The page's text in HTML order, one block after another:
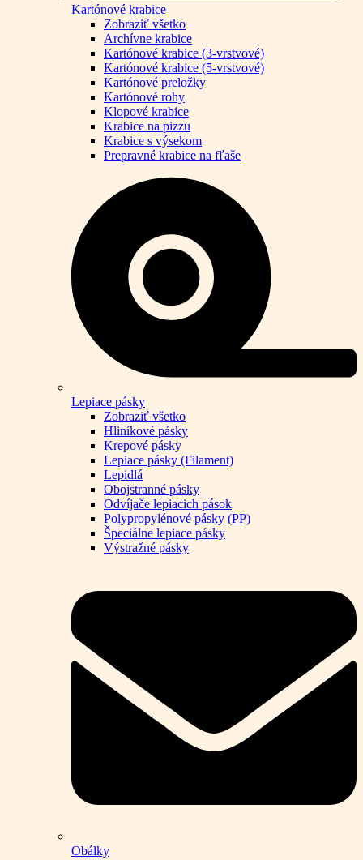
Kartónové krabice
Zobraziť všetko
Archívne krabice
Kartónové krabice (3-vrstvové)
Kartónové krabice (5-vrstvové)
Kartónové preložky
Kartónové rohy
Klopové krabice
Krabice na pizzu
Krabice s výsekom
Prepravné krabice na fľaše
Lepiace pásky
Zobraziť všetko
Hliníkové pásky
Krepové pásky
Lepiace pásky (Filament)
Lepidlá
Obojstranné pásky
Odvíjače lepiacich pások
Polypropylénové pásky (PP)
Špeciálne lepiace pásky
Výstražné pásky
Obálky